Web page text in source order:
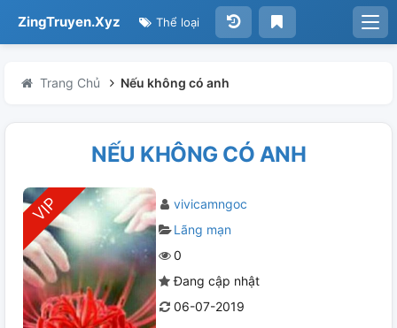
ZingTruyen.Xyz Thể loại
Trang Chủ Nếu không có anh
NẾU KHÔNG CÓ ANH
vivicamngoc
Lãng mạn
0
Đang cập nhật
06-07-2019